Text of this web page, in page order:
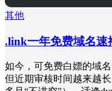
其他
.link一年免费域名速
如今，可免费白嫖的域
但近期审核时间越来越